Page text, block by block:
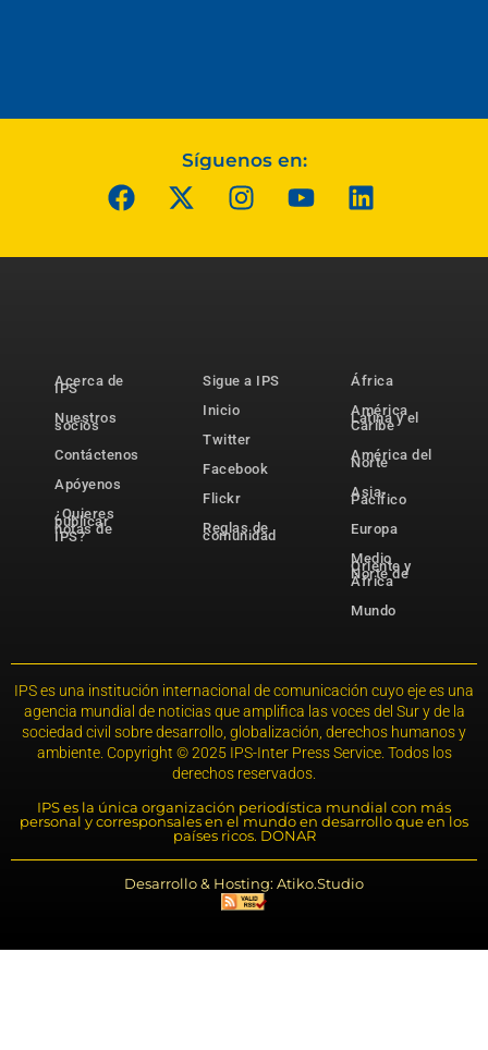
Síguenos en:
Acerca de
IPS
Nuestros
socios
Contáctenos
Apóyenos
¿Quieres
publicar
notas de
IPS?
Sigue a IPS
Inicio
Twitter
Facebook
Flickr
Reglas de
comunidad
África
América
Latina y el
Caribe
América del
Norte
Asia-
Pacífico
Europa
Medio
Oriente y
Norte de
África
Mundo
IPS es una institución internacional de comunicación cuyo eje es una
agencia mundial de noticias que amplifica las voces del Sur y de la
sociedad civil sobre desarrollo, globalización, derechos humanos y
ambiente. Copyright © 2025 IPS-Inter Press Service. Todos los
derechos reservados.
IPS es la única organización periodística mundial con más
personal y corresponsales en el mundo en desarrollo que en los
países ricos. DONAR
Desarrollo & Hosting: Atiko.Studio